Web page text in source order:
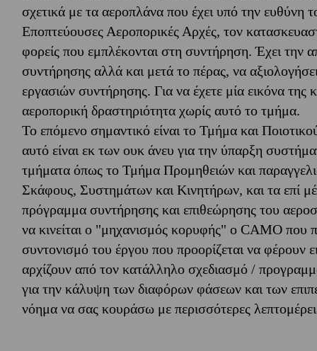
σχετικά με τα αεροπλάνα που έχει υπό την ευθύνη
Εποπτεύουσες Αεροπορικές Αρχές, τον
φορείς που εμπλέκονται στη συντήρηση. Έχει την
συντήρησης αλλά και μετά το πέρας, να
εργασιών συντήρησης. Για να έχετε μία εικόνα της
αεροπορική δραστηριότητα χωρίς αυτό το τμήμα.
Το επόμενο σημαντικό είναι το Τμήμα και
αυτό είναι εκ των ουκ άνευ για την ύπαρξη
τμήματα όπως το Τμήμα Προμηθειών και
Σκάφους, Συστημάτων και Κινητήρων, και τα επί
πρόγραμμα συντήρησης και επιθεώρησης του
να κινείται ο "μηχανισμός κορυφής" ο CAMO που
συντονισμό του έργου που προορίζεται να φέρουν
αρχίζουν από τον κατάλληλο σχεδιασμό /
για την κάλυψη των διαφόρων φάσεων και των
νόημα να σας κουράσω με περισσότερες